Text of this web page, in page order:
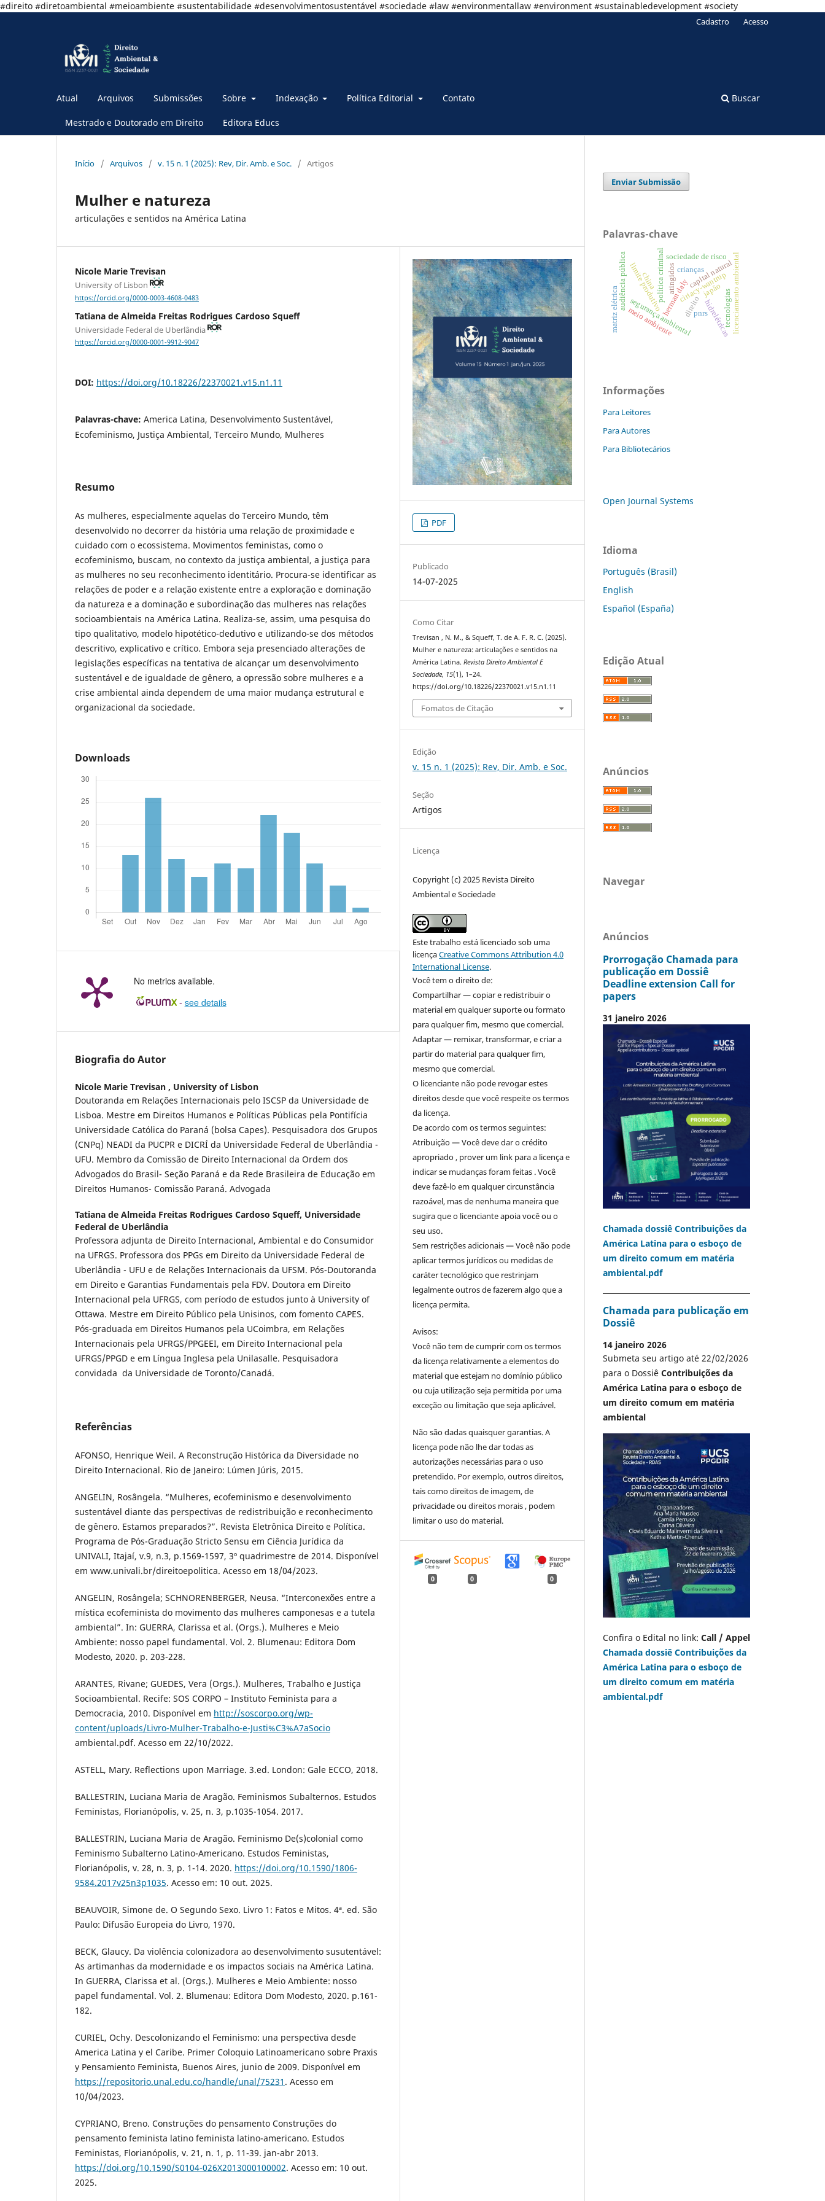
#direito #diretoambiental #meioambiente #sustentabilidade #desenvolvimentosustentável #sociedade #law #environmentallaw #environment #sustainabledevelopment #society
Atual Arquivos Submissões Sobre Indexação Política Editorial Contato
Mestrado e Doutorado em Direito Editora Educs
Buscar
Cadastro Acesso
Início / Arquivos / v. 15 n. 1 (2025): Rev, Dir. Amb. e Soc. / Artigos
Mulher e natureza
articulações e sentidos na América Latina
Nicole Marie Trevisan
University of Lisbon
https://orcid.org/0000-0003-4608-0483
Tatiana de Almeida Freitas Rodrigues Cardoso Squeff
Universidade Federal de Uberlândia
https://orcid.org/0000-0001-9912-9047
DOI: https://doi.org/10.18226/22370021.v15.n1.11
Palavras-chave: America Latina, Desenvolvimento Sustentável,
Ecofeminismo, Justiça Ambiental, Terceiro Mundo, Mulheres
Resumo
As mulheres, especialmente aquelas do Terceiro Mundo, têm
desenvolvido no decorrer da história uma relação de proximidade e
cuidado com o ecossistema. Movimentos feministas, como o
ecofeminismo, buscam, no contexto da justiça ambiental, a justiça para
as mulheres no seu reconhecimento identitário. Procura-se identificar as
relações de poder e a relação existente entre a exploração e dominação
da natureza e a dominação e subordinação das mulheres nas relações
socioambientais na América Latina. Realiza-se, assim, uma pesquisa do
tipo qualitativo, modelo hipotético-dedutivo e utilizando-se dos métodos
descritivo, explicativo e crítico. Embora seja presenciado alterações de
legislações específicas na tentativa de alcançar um desenvolvimento
sustentável e de igualdade de gênero, a opressão sobre mulheres e a
crise ambiental ainda dependem de uma maior mudança estrutural e
organizacional da sociedade.
Downloads
No metrics available.
- see details
Biografia do Autor
Nicole Marie Trevisan , University of Lisbon
Doutoranda em Relações Internacionais pelo ISCSP da Universidade de
Lisboa. Mestre em Direitos Humanos e Políticas Públicas pela Pontifícia
Universidade Católica do Paraná (bolsa Capes). Pesquisadora dos Grupos
(CNPq) NEADI da PUCPR e DICRÍ da Universidade Federal de Uberlândia -
UFU. Membro da Comissão de Direito Internacional da Ordem dos
Advogados do Brasil- Seção Paraná e da Rede Brasileira de Educação em
Direitos Humanos- Comissão Paraná. Advogada
Tatiana de Almeida Freitas Rodrigues Cardoso Squeff, Universidade
Federal de Uberlândia
Professora adjunta de Direito Internacional, Ambiental e do Consumidor
na UFRGS. Professora dos PPGs em Direito da Universidade Federal de
Uberlândia - UFU e de Relações Internacionais da UFSM. Pós-Doutoranda
em Direito e Garantias Fundamentais pela FDV. Doutora em Direito
Internacional pela UFRGS, com período de estudos junto à University of
Ottawa. Mestre em Direito Público pela Unisinos, com fomento CAPES.
Pós-graduada em Direitos Humanos pela UCoimbra, em Relações
Internacionais pela UFRGS/PPGEEI, em Direito Internacional pela
UFRGS/PPGD e em Língua Inglesa pela Unilasalle. Pesquisadora
convidada da Universidade de Toronto/Canadá.
Referências
AFONSO, Henrique Weil. A Reconstrução Histórica da Diversidade no
Direito Internacional. Rio de Janeiro: Lúmen Júris, 2015.
ANGELIN, Rosângela. “Mulheres, ecofeminismo e desenvolvimento
sustentável diante das perspectivas de redistribuição e reconhecimento
de gênero. Estamos preparados?”. Revista Eletrônica Direito e Política.
Programa de Pós-Graduação Stricto Sensu em Ciência Jurídica da
UNIVALI, Itajaí, v.9, n.3, p.1569-1597, 3º quadrimestre de 2014. Disponível
em www.univali.br/direitoepolitica. Acesso em 18/04/2023.
ANGELIN, Rosângela; SCHNORENBERGER, Neusa. “Interconexões entre a
mística ecofeminista do movimento das mulheres camponesas e a tutela
ambiental”. In: GUERRA, Clarissa et al. (Orgs.). Mulheres e Meio
Ambiente: nosso papel fundamental. Vol. 2. Blumenau: Editora Dom
Modesto, 2020. p. 203-228.
ARANTES, Rivane; GUEDES, Vera (Orgs.). Mulheres, Trabalho e Justiça
Socioambiental. Recife: SOS CORPO – Instituto Feminista para a
Democracia, 2010. Disponível em http://soscorpo.org/wp-
content/uploads/Livro-Mulher-Trabalho-e-Justi%C3%A7aSocio
ambiental.pdf. Acesso em 22/10/2022.
ASTELL, Mary. Reflections upon Marriage. 3.ed. London: Gale ECCO, 2018.
BALLESTRIN, Luciana Maria de Aragão. Feminismos Subalternos. Estudos
Feministas, Florianópolis, v. 25, n. 3, p.1035-1054. 2017.
BALLESTRIN, Luciana Maria de Aragão. Feminismo De(s)colonial como
Feminismo Subalterno Latino-Americano. Estudos Feministas,
Florianópolis, v. 28, n. 3, p. 1-14. 2020. https://doi.org/10.1590/1806-
9584.2017v25n3p1035. Acesso em: 10 out. 2025.
BEAUVOIR, Simone de. O Segundo Sexo. Livro 1: Fatos e Mitos. 4ª. ed. São
Paulo: Difusão Europeia do Livro, 1970.
BECK, Glaucy. Da violência colonizadora ao desenvolvimento susutentável:
As artimanhas da modernidade e os impactos sociais na América Latina.
In GUERRA, Clarissa et al. (Orgs.). Mulheres e Meio Ambiente: nosso
papel fundamental. Vol. 2. Blumenau: Editora Dom Modesto, 2020. p.161-
182.
CURIEL, Ochy. Descolonizando el Feminismo: una perspectiva desde
America Latina y el Caribe. Primer Coloquio Latinoamericano sobre Praxis
y Pensamiento Feminista, Buenos Aires, junio de 2009. Disponível em
https://repositorio.unal.edu.co/handle/unal/75231 . Acesso em
10/04/2023.
CYPRIANO, Breno. Construções do pensamento Construções do
pensamento feminista latino feminista latino-americano. Estudos
Feministas, Florianópolis, v. 21, n. 1, p. 11-39. jan-abr 2013.
https://doi.org/10.1590/S0104-026X2013000100002. Acesso em: 10 out.
2025.
PDF
Publicado
14-07-2025
Como Citar
Trevisan , N. M., & Squeff, T. de A. F. R. C. (2025).
Mulher e natureza: articulações e sentidos na
América Latina.Revista Direito Ambiental E
Sociedade, 15(1), 1–24.
https://doi.org/10.18226/22370021.v15.n1.11
Fomatos de Citação
Edição
v. 15 n. 1 (2025): Rev, Dir. Amb. e Soc.
Seção
Artigos
Licença
Copyright (c) 2025 Revista Direito
Ambiental e Sociedade
Este trabalho está licenciado sob uma
licençaCreative Commons Attribution 4.0
International License.
Você tem o direito de:
Compartilhar — copiar e redistribuir o
material em qualquer suporte ou formato
para qualquer fim, mesmo que comercial.
Adaptar — remixar, transformar, e criar a
partir do material para qualquer fim,
mesmo que comercial.
O licenciante não pode revogar estes
direitos desde que você respeite os termos
da licença.
De acordo com os termos seguintes:
Atribuição — Você deve dar o crédito
apropriado , prover um link para a licença e
indicar se mudanças foram feitas . Você
deve fazê-lo em qualquer circunstância
razoável, mas de nenhuma maneira que
sugira que o licenciante apoia você ou o
seu uso.
Sem restrições adicionais — Você não pode
aplicar termos jurídicos ou medidas de
caráter tecnológico que restrinjam
legalmente outros de fazerem algo que a
licença permita.
Avisos:
Você não tem de cumprir com os termos
da licença relativamente a elementos do
material que estejam no domínio público
ou cuja utilização seja permitida por uma
exceção ou limitação que seja aplicável.
Não são dadas quaisquer garantias. A
licença pode não lhe dar todas as
autorizações necessárias para o uso
pretendido. Por exemplo, outros direitos,
tais como direitos de imagem, de
privacidade ou direitos morais , podem
limitar o uso do material.
0 0 0
Enviar Submissão
Palavras-chave
ciriacy-wantrup
herman daly
segurança ambiental
limite produtivo capital natural
meio ambiente
política criminal japão licenciamento ambiental
audiência pública atingidos
direitohidrelétricas
pnrs
matriz elétrica
china
sociedade de risco
tecnologias
crianças
Informações
Para Leitores
Para Autores
Para Bibliotecários
Open Journal Systems
Idioma
Português (Brasil)
English
Español (España)
Edição Atual
Anúncios
Navegar
Anúncios
Prorrogação Chamada para
publicação em Dossiê
Deadline extension Call for
papers
31 janeiro 2026
Chamada dossiê Contribuições da
América Latina para o esboço de
um direito comum em matéria
ambiental.pdf
Chamada para publicação em
Dossiê
14 janeiro 2026
Submeta seu artigo até 22/02/2026
para o Dossiê Contribuições da
América Latina para o esboço de
um direito comum em matéria
ambiental
Confira o Edital no link: Call / Appel
Chamada dossiê Contribuições da
América Latina para o esboço de
um direito comum em matéria
ambiental.pdf